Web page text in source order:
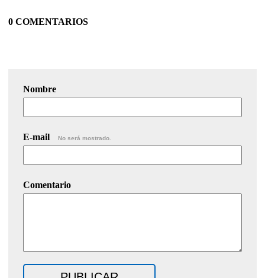
0 COMENTARIOS
Nombre
E-mail No será mostrado.
Comentario